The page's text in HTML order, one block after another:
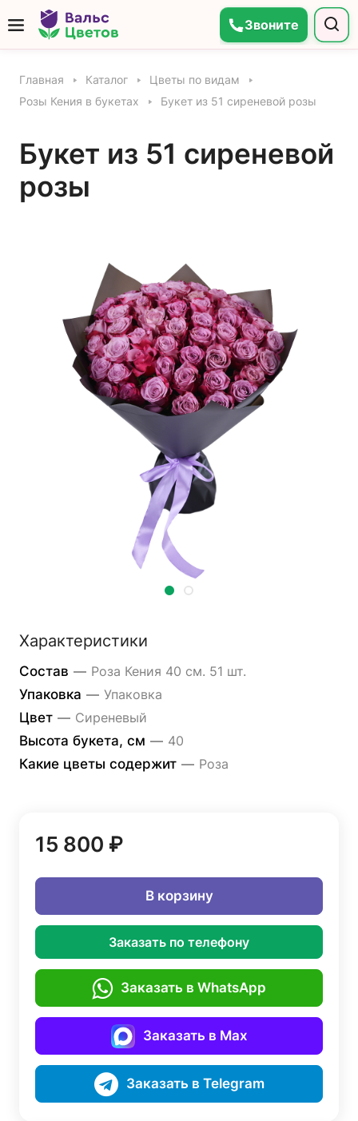
Звоните
Главная Каталог
Цветы по видам
Розы Кения в букетах
Букет из 51 сиреневой розы
Букет из 51 сиреневой
розы
Характеристики
Состав — Роза Кения 40 см. 51 шт.
Упаковка — Упаковка
Цвет — Сиреневый
Высота букета, см — 40
Какие цветы содержит — Роза
15 800 ₽
В корзину
Заказать по телефону
Заказать в WhatsApp
Заказать в Max
Заказать в Telegram